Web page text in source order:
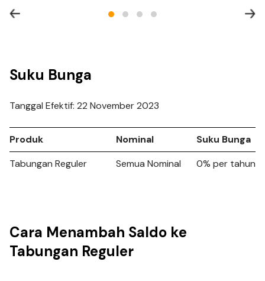
Suku Bunga
Tanggal Efektif: 22 November 2023
Produk Nominal
Suku Bunga
Tabungan Reguler
Semua Nominal 0% per tahun
Cara Menambah Saldo ke
Tabungan Reguler